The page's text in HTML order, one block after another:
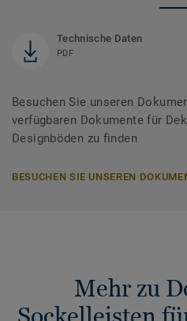
Technische Daten
PDF
Besuchen Sie unseren
verfügbaren Dokumente für
Designböden zu finden
BESUCHEN SIE UNSEREN
Mehr zu